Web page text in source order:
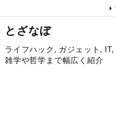
とざなぼ
ライフハック, ガジェット,
雑学や哲学まで幅広く紹介